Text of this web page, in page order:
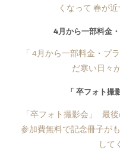
くなって 春が
4月から一部料金
「 4月から一部料金・プ
だ寒い日々
「 卒フォト撮
「卒フォト撮影会」 最
参加費無料で記念冊子が
して